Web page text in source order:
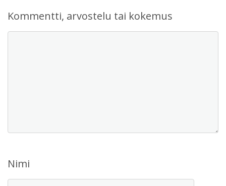
Kommentti, arvostelu tai kokemus
Nimi